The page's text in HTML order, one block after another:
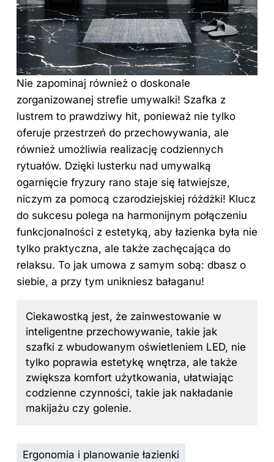
Nie zapominaj również o doskonale
zorganizowanej strefie umywalki! Szafka z
lustrem to prawdziwy hit, ponieważ nie tylko
oferuje przestrzeń do przechowywania, ale
również umożliwia realizację codziennych
rytuałów. Dzięki lusterku nad umywalką
ogarnięcie fryzury rano staje się łatwiejsze,
niczym za pomocą czarodziejskiej różdżki! Klucz
do sukcesu polega na harmonijnym połączeniu
funkcjonalności z estetyką, aby łazienka była nie
tylko praktyczna, ale także zachęcająca do
relaksu. To jak umowa z samym sobą: dbasz o
siebie, a przy tym unikniesz bałaganu!
Ciekawostką jest, że zainwestowanie w
inteligentne przechowywanie, takie jak
szafki z wbudowanym oświetleniem LED, nie
tylko poprawia estetykę wnętrza, ale także
zwiększa komfort użytkowania, ułatwiając
codzienne czynności, takie jak nakładanie
makijażu czy golenie.
Ergonomia i planowanie łazienki